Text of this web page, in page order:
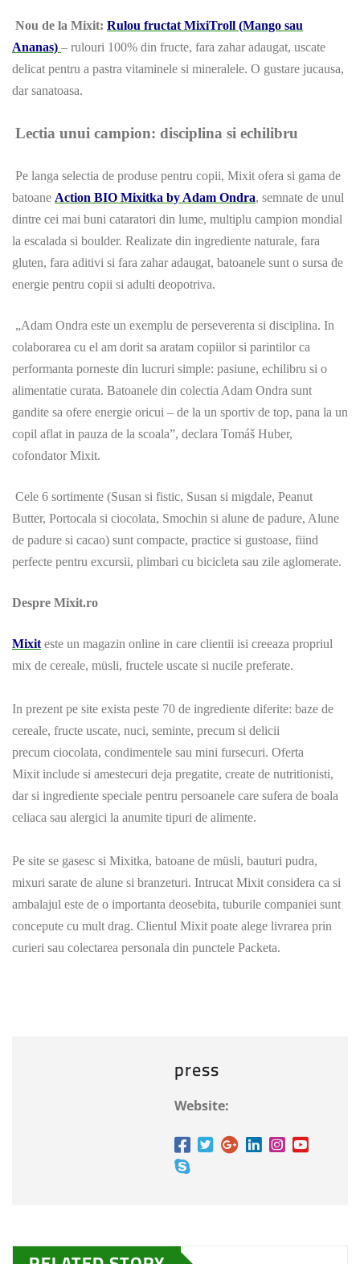
Nou de la Mixit: Rulou fructat MixiTroll (Mango sau
Ananas) – rulouri 100% din fructe, fara zahar adaugat, uscate
delicat pentru a pastra vitaminele si mineralele. O gustare jucausa,
dar sanatoasa.
Lectia unui campion: disciplina si echilibru
Pe langa selectia de produse pentru copii, Mixit ofera si gama de
batoane Action BIO Mixitka by Adam Ondra, semnate de unul
dintre cei mai buni cataratori din lume, multiplu campion mondial
la escalada si boulder. Realizate din ingrediente naturale, fara
gluten, fara aditivi si fara zahar adaugat, batoanele sunt o sursa de
energie pentru copii si adulti deopotriva.
„Adam Ondra este un exemplu de perseverenta si disciplina. In
colaborarea cu el am dorit sa aratam copiilor si parintilor ca
performanta porneste din lucruri simple: pasiune, echilibru si o
alimentatie curata. Batoanele din colectia Adam Ondra sunt
gandite sa ofere energie oricui – de la un sportiv de top, pana la un
copil aflat in pauza de la scoala”, declara Tomáš Huber,
cofondator Mixit.
Cele 6 sortimente (Susan si fistic, Susan si migdale, Peanut
Butter, Portocala si ciocolata, Smochin si alune de padure, Alune
de padure si cacao) sunt compacte, practice si gustoase, fiind
perfecte pentru excursii, plimbari cu bicicleta sau zile aglomerate.
Despre Mixit.ro
Mixit este un magazin online in care clientii isi creeaza propriul
mix de cereale, müsli, fructele uscate si nucile preferate.
In prezent pe site exista peste 70 de ingrediente diferite: baze de
cereale, fructe uscate, nuci, seminte, precum si delicii
precum ciocolata, condimentele sau mini fursecuri. Oferta
Mixit include si amestecuri deja pregatite, create de nutritionisti,
dar si ingrediente speciale pentru persoanele care sufera de boala
celiaca sau alergici la anumite tipuri de alimente.
Pe site se gasesc si Mixitka, batoane de müsli, bauturi pudra,
mixuri sarate de alune si branzeturi. Intrucat Mixit considera ca si
ambalajul este de o importanta deosebita, tuburile companiei sunt
concepute cu mult drag. Clientul Mixit poate alege livrarea prin
curieri sau colectarea personala din punctele Packeta.
press
Website: